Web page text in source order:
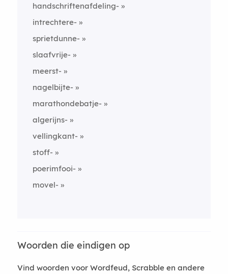
handschriftenafdeling-
intrechtere-
sprietdunne-
slaafvrije-
meerst-
nagelbijte-
marathondebatje-
algerijns-
vellingkant-
stoff-
poerimfooi-
movel-
Woorden die eindigen op
Vind woorden voor Wordfeud, Scrabble en andere